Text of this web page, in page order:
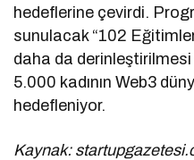
hedeflerine çevirdi.
sunulacak “102
daha da
5.000 kadının Web3
hedefleniyor.
Kaynak: